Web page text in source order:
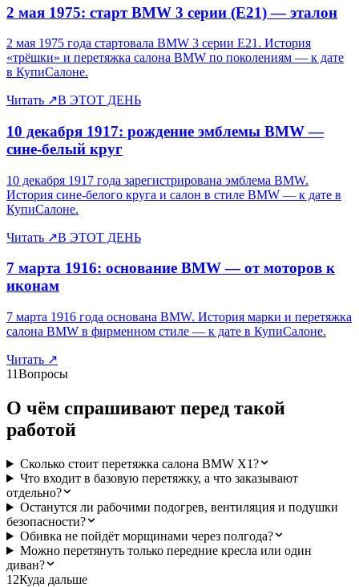
2 мая 1975: старт BMW 3 серии (E21) — эталон
2 мая 1975 года стартовала BMW 3 серии E21. История
«трёшки» и перетяжка салона BMW по поколениям — к дате
в КупиСалоне.
Читать ↗В ЭТОТ ДЕНЬ
10 декабря 1917: рождение эмблемы BMW —
сине-белый круг
10 декабря 1917 года зарегистрирована эмблема BMW.
История сине-белого круга и салон в стиле BMW — к дате в
КупиСалоне.
Читать ↗В ЭТОТ ДЕНЬ
7 марта 1916: основание BMW — от моторов к
иконам
7 марта 1916 года основана BMW. История марки и перетяжка
салона BMW в фирменном стиле — к дате в КупиСалоне.
Читать ↗
11Вопросы
О чём спрашивают перед такой
работой
Сколько стоит перетяжка салона BMW X1?
Что входит в базовую перетяжку, а что заказывают
отдельно?
Останутся ли рабочими подогрев, вентиляция и подушки
безопасности?
Обивка не пойдёт морщинами через полгода?
Можно перетянуть только передние кресла или один
диван?
12Куда дальше